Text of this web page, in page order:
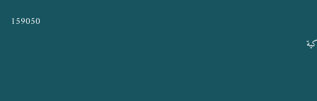
159050